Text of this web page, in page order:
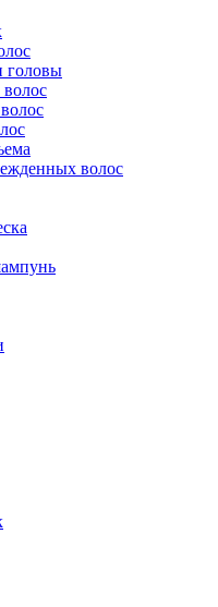
головы
волос